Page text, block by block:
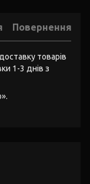
Повернення
товарів
1-3 днів з